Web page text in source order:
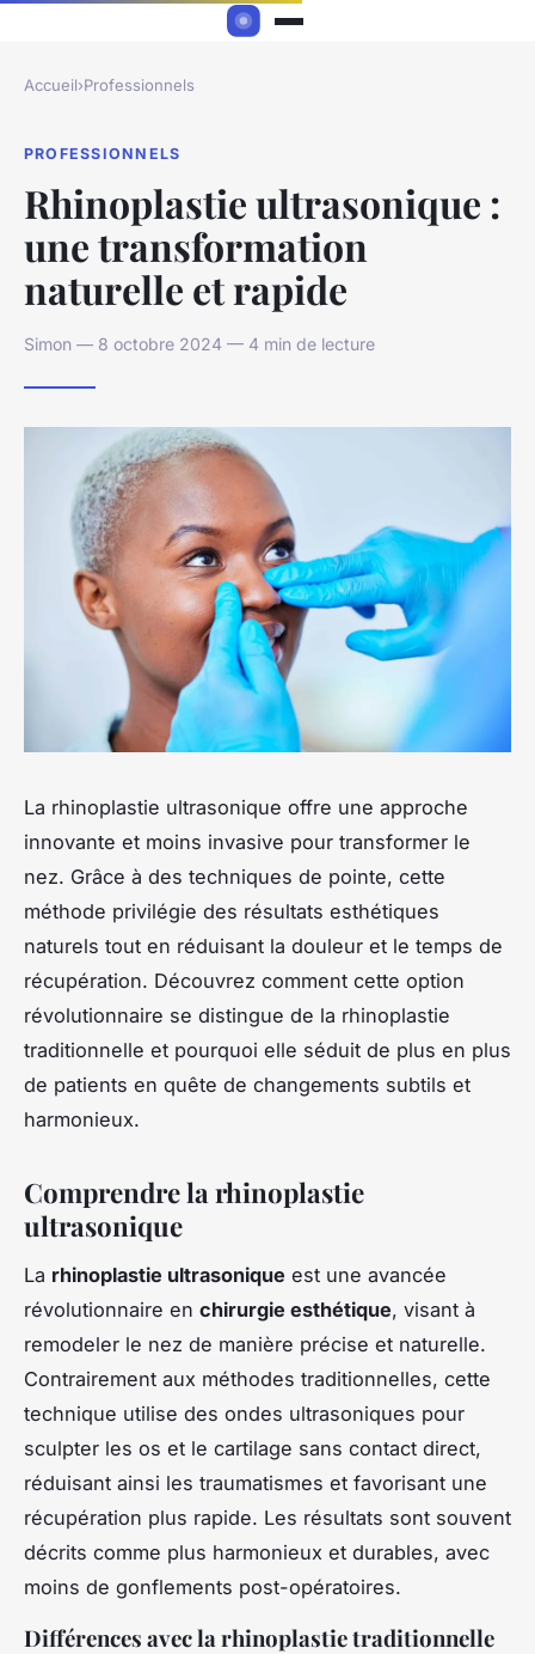
Accueil›Professionnels
PROFESSIONNELS
Rhinoplastie ultrasonique :
une transformation
naturelle et rapide
Simon — 8 octobre 2024 — 4 min de lecture
La rhinoplastie ultrasonique offre une approche
innovante et moins invasive pour transformer le
nez. Grâce à des techniques de pointe, cette
méthode privilégie des résultats esthétiques
naturels tout en réduisant la douleur et le temps de
récupération. Découvrez comment cette option
révolutionnaire se distingue de la rhinoplastie
traditionnelle et pourquoi elle séduit de plus en plus
de patients en quête de changements subtils et
harmonieux.
Comprendre la rhinoplastie
ultrasonique
La rhinoplastie ultrasonique est une avancée
révolutionnaire en chirurgie esthétique, visant à
remodeler le nez de manière précise et naturelle.
Contrairement aux méthodes traditionnelles, cette
technique utilise des ondes ultrasoniques pour
sculpter les os et le cartilage sans contact direct,
réduisant ainsi les traumatismes et favorisant une
récupération plus rapide. Les résultats sont souvent
décrits comme plus harmonieux et durables, avec
moins de gonflements post-opératoires.
Différences avec la rhinoplastie traditionnelle